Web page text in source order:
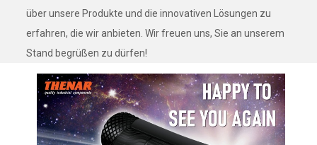
über unsere Produkte und die innovativen Lösungen zu
erfahren, die wir anbieten. Wir freuen uns, Sie an unserem
Stand begrüßen zu dürfen!